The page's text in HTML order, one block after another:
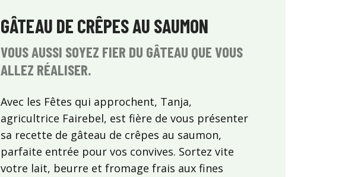
GÂTEAU DE CRÊPES AU SAUMON
VOUS AUSSI SOYEZ FIER DU GÂTEAU QUE VOUS
ALLEZ RÉALISER.
Avec les Fêtes qui approchent, Tanja,
agricultrice Fairebel, est fière de vous présenter
sa recette de gâteau de crêpes au saumon,
parfaite entrée pour vos convives. Sortez vite
votre lait, beurre et fromage frais aux fines